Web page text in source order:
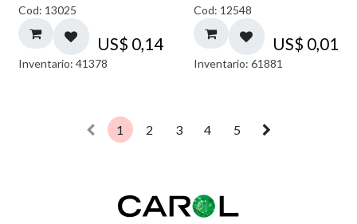
Cod: 13025
US$ 0,14
Inventario: 41378
Cod: 12548
US$ 0,01
Inventario: 61881
1 2 3 4 5